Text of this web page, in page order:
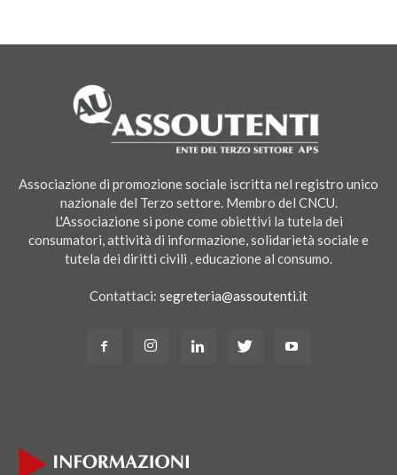
Associazione di promozione sociale iscritta nel registro unico
nazionale del Terzo settore. Membro del CNCU.
L'Associazione si pone come obiettivi la tutela dei
consumatori, attività di informazione, solidarietà sociale e
tutela dei diritti civili , educazione al consumo.
Contattaci: segreteria@assoutenti.it